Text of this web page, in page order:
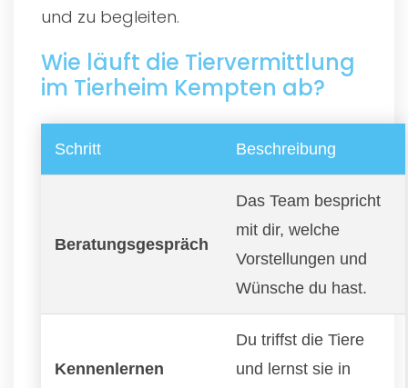
und zu begleiten.
Wie läuft die Tiervermittlung
im Tierheim Kempten ab?
Schritt Beschreibung
Beratungsgespräch
Das Team bespricht
mit dir, welche
Vorstellungen und
Wünsche du hast.
Kennenlernen
Du triffst die Tiere
und lernst sie in